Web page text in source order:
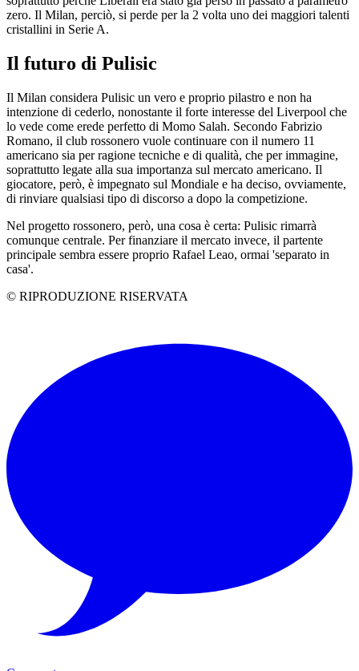
zero. Il Milan, perciò, si perde per la 2 volta uno dei maggiori talenti
cristallini in Serie A.
Il futuro di Pulisic
Il Milan considera Pulisic un vero e proprio pilastro e non ha
intenzione di cederlo, nonostante il forte interesse del Liverpool che
lo vede come erede perfetto di Momo Salah. Secondo Fabrizio
Romano, il club rossonero vuole continuare con il numero 11
americano sia per ragione tecniche e di qualità, che per immagine,
soprattutto legate alla sua importanza sul mercato americano. Il
giocatore, però, è impegnato sul Mondiale e ha deciso, ovviamente,
di rinviare qualsiasi tipo di discorso a dopo la competizione.
Nel progetto rossonero, però, una cosa è certa: Pulisic rimarrà
comunque centrale. Per finanziare il mercato invece, il partente
principale sembra essere proprio Rafael Leao, ormai 'separato in
casa'.
© RIPRODUZIONE RISERVATA